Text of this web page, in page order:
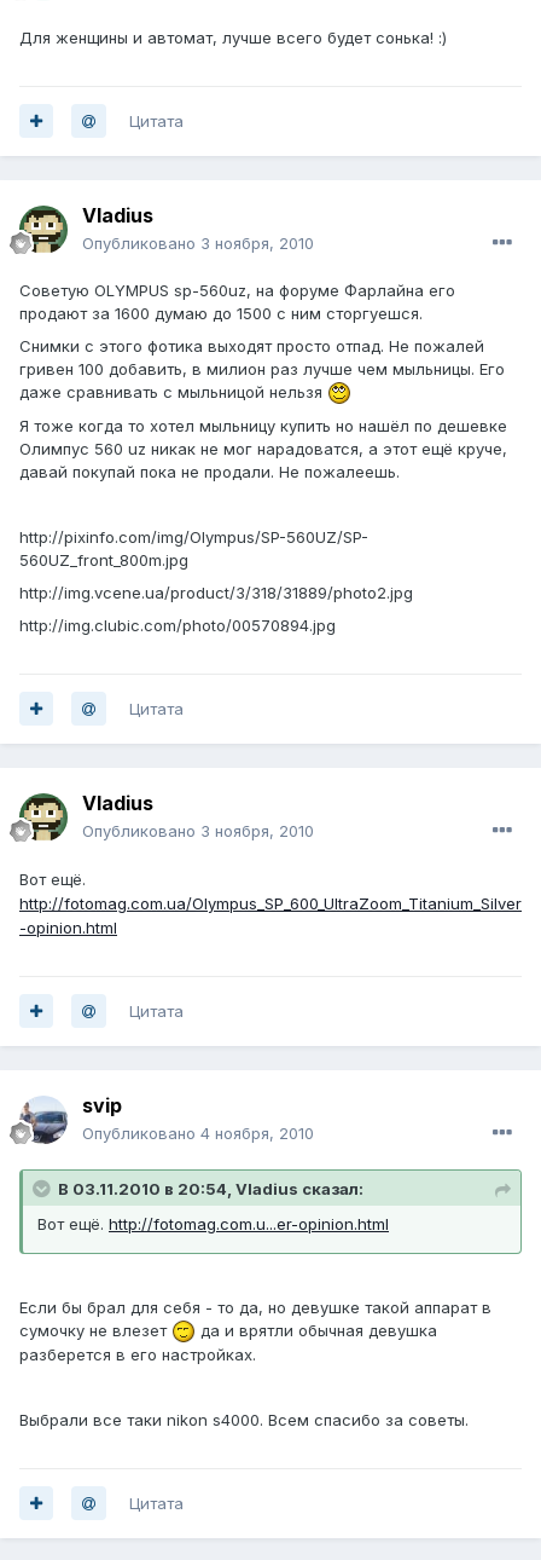
Для женщины и автомат, лучше всего будет сонька! :)
Цитата
Vladius
Опубликовано 3 ноября, 2010
Советую OLYMPUS sp-560uz, на форуме Фарлайна его
продают за 1600 думаю до 1500 с ним сторгуешся.
Снимки с этого фотика выходят просто отпад. Не пожалей
гривен 100 добавить, в милион раз лучше чем мыльницы. Его
даже сравнивать с мыльницой нельзя
Я тоже когда то хотел мыльницу купить но нашёл по дешевке
Олимпус 560 uz никак не мог нарадоватся, а этот ещё круче,
давай покупай пока не продали. Не пожалеешь.
http://pixinfo.com/img/Olympus/SP-560UZ/SP-
560UZ_front_800m.jpg
http://img.vcene.ua/product/3/318/31889/photo2.jpg
http://img.clubic.com/photo/00570894.jpg
Цитата
Vladius
Опубликовано 3 ноября, 2010
Вот ещё.
http://fotomag.com.ua/Olympus_SP_600_UltraZoom_Titanium_Silver
-opinion.html
Цитата
svip
Опубликовано 4 ноября, 2010
В 03.11.2010 в 20:54, Vladius сказал:
Вот ещё. http://fotomag.com.u...er-opinion.html
Если бы брал для себя - то да, но девушке такой аппарат в
сумочку не влезет
да и врятли обычная девушка
разберется в его настройках.
Выбрали все таки nikon s4000. Всем спасибо за советы.
Цитата